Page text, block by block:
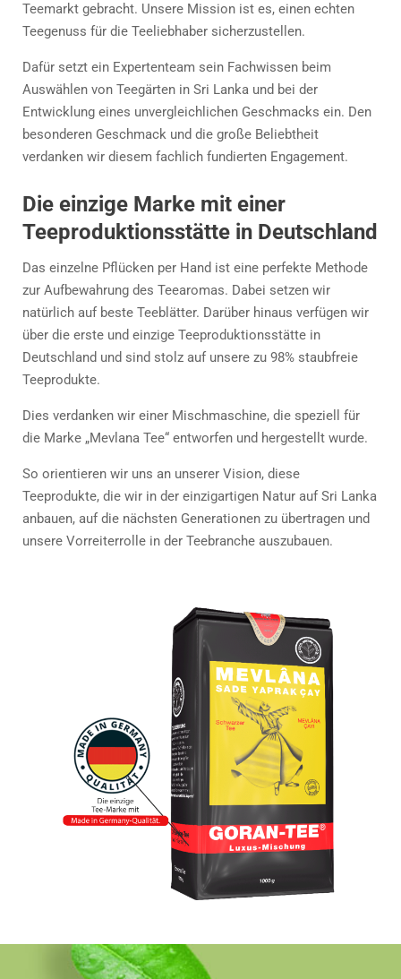
Teemarkt gebracht. Unsere Mission ist es, einen echten
Teegenuss für die Teeliebhaber sicherzustellen.
Dafür setzt ein Expertenteam sein Fachwissen beim
Auswählen von Teegärten in Sri Lanka und bei der
Entwicklung eines unvergleichlichen Geschmacks ein. Den
besonderen Geschmack und die große Beliebtheit
verdanken wir diesem fachlich fundierten Engagement.
Die einzige Marke mit einer
Teeproduktionsstätte in Deutschland
Das einzelne Pflücken per Hand ist eine perfekte Methode
zur Aufbewahrung des Teearomas. Dabei setzen wir
natürlich auf beste Teeblätter. Darüber hinaus verfügen wir
über die erste und einzige Teeproduktionsstätte in
Deutschland und sind stolz auf unsere zu 98% staubfreie
Teeprodukte.
Dies verdanken wir einer Mischmaschine, die speziell für
die Marke „Mevlana Tee“ entworfen und hergestellt wurde.
So orientieren wir uns an unserer Vision, diese
Teeprodukte, die wir in der einzigartigen Natur auf Sri Lanka
anbauen, auf die nächsten Generationen zu übertragen und
unsere Vorreiterrolle in der Teebranche auszubauen.